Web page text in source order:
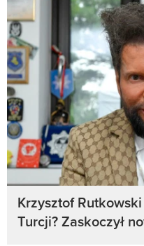
Krzysztof
Turcji? Zaskoczył